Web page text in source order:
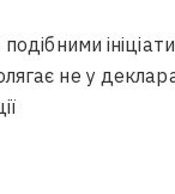
не у